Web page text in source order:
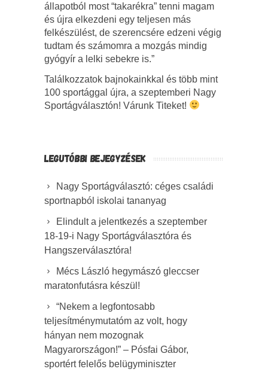
állapotból most “takarékra” tenni magam
és újra elkezdeni egy teljesen más
felkészülést, de szerencsére edzeni végig
tudtam és számomra a mozgás mindig
gyógyír a lelki sebekre is.”
Találkozzatok bajnokainkkal és több mint
100 sportággal újra, a szeptemberi Nagy
Sportágválasztón! Várunk Titeket!
LEGUTÓBBI BEJEGYZÉSEK
Nagy Sportágválasztó: céges családi
sportnapból iskolai tananyag
Elindult a jelentkezés a szeptember
18-19-i Nagy Sportágválasztóra és
Hangszerválasztóra!
Mécs László hegymászó gleccser
maratonfutásra készül!
“Nekem a legfontosabb
teljesítménymutatóm az volt, hogy
hányan nem mozognak
Magyarországon!” – Pósfai Gábor,
sportért felelős belügyminiszter